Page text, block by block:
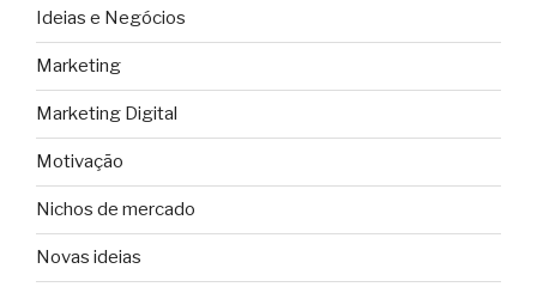
Ideias e Negócios
Marketing
Marketing Digital
Motivação
Nichos de mercado
Novas ideias